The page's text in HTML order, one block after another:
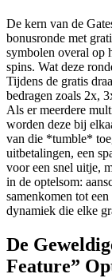
De kern van de
bonusronde met
symbolen overal op
spins. Wat deze
Tijdens de gratis
bedragen zoals 2x,
Als er meerdere
worden deze bij
van die *tumble*
uitbetalingen, een
voor een snel uitje,
in de optelsom:
samenkomen tot
dynamiek die elke
De
Feature”